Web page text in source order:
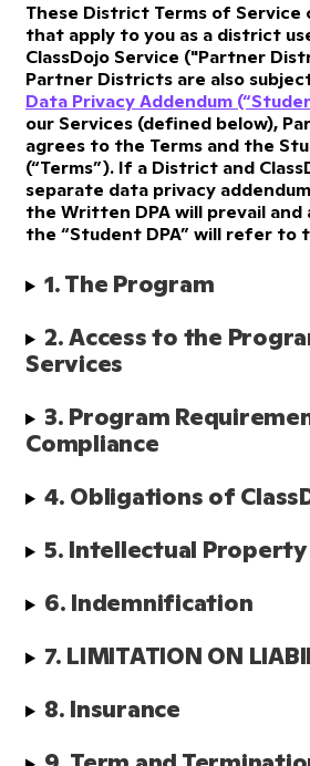
These District Terms of
that apply to you as a district
ClassDojo Service ("Partner
Partner Districts are also
Data Privacy Addendum
our Services (defined below),
agrees to the Terms and the
(“Terms”). If a District and
separate data privacy
the Written DPA will prevail
the “Student DPA” will refer to
1. The Program
2. Access to the
Services
3. Program
Compliance
4. Obligations of
5. Intellectual Property
6. Indemnification
7. LIMITATION ON
8. Insurance